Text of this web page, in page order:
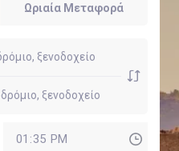
Ωριαία Μεταφορά